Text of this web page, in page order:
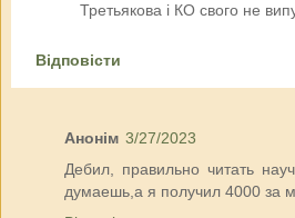
Третьякова і КО свого не
Відповісти
Анонім 3/27/2023
Дебил, правильно читать
думаешь,а я получил 4000 за